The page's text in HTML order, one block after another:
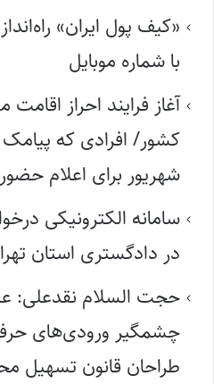
«کیف پول ایران»
با شماره موبایل
آغاز فرایند احراز اقامت
کشور/ افرادی که پیامک
شهریور برای اعلام
سامانه الکترونیکی
در دادگستری استان
حجت السلام نقدعلی:
چشمگیر ورودی‌های
طراحان قانون تسهیل